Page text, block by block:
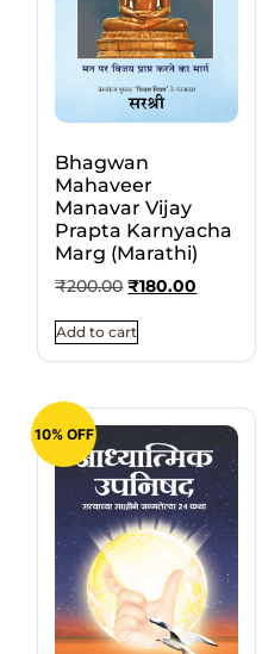
Bhagwan
Mahaveer
Manavar Vijay
Prapta Karnyacha
Marg (Marathi)
₹200.00 ₹180.00
Add to cart
10% OFF